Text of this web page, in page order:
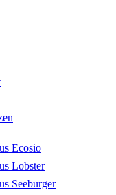
Ecosio
Lobster
Seeburger